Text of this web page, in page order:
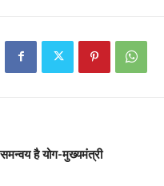
है योग-मुख्यमंत्री